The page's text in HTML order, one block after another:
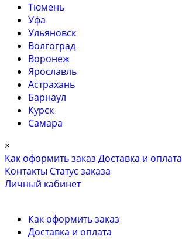
Тюмень
Уфа
Ульяновск
Волгоград
Воронеж
Ярославль
Астрахань
Барнаул
Курск
Самара
×
Как оформить заказ Доставка и оплата
Контакты Cтатус заказа
Личный кабинет
Как оформить заказ
Доставка и оплата